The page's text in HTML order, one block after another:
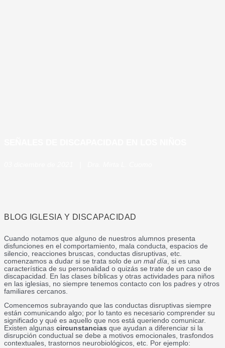
BLOG IGLESIA Y DISCAPACIDAD
Cuando notamos que alguno de nuestros alumnos presenta
disfunciones en el comportamiento, mala conducta, espacios de
silencio, reacciones bruscas, conductas disruptivas, etc.
comenzamos a dudar si se trata solo de un mal día , si es una
característica de su personalidad o quizás se trate de un caso de
discapacidad. En las clases bíblicas y otras actividades para niños
en las iglesias, no siempre tenemos contacto con los padres y otros
familiares cercanos.
Comencemos subrayando que las conductas disruptivas siempre
están comunicando algo; por lo tanto es necesario comprender su
significado y qué es aquello que nos está queriendo comunicar.
Existen algunas circunstancias que ayudan a diferenciar si la
disrupción conductual se debe a motivos emocionales, trasfondos
contextuales, trastornos neurobiológicos, etc. Por ejemplo: